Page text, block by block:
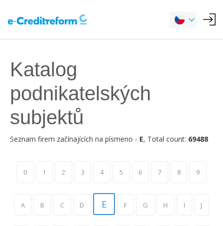
Katalog
podnikatelských
subjektů
Seznam firem začínajících na písmeno - E, Total count: 69488
0 1 2 3 4 5 6 7 8 9
A B C D E F G H I J